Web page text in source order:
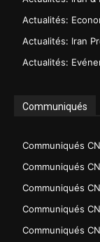
Actualités:
Actualités: Iran
Actualités:
Communiqués
Communiqués
Communiqués
Communiqués
Communiqués
Communiqués